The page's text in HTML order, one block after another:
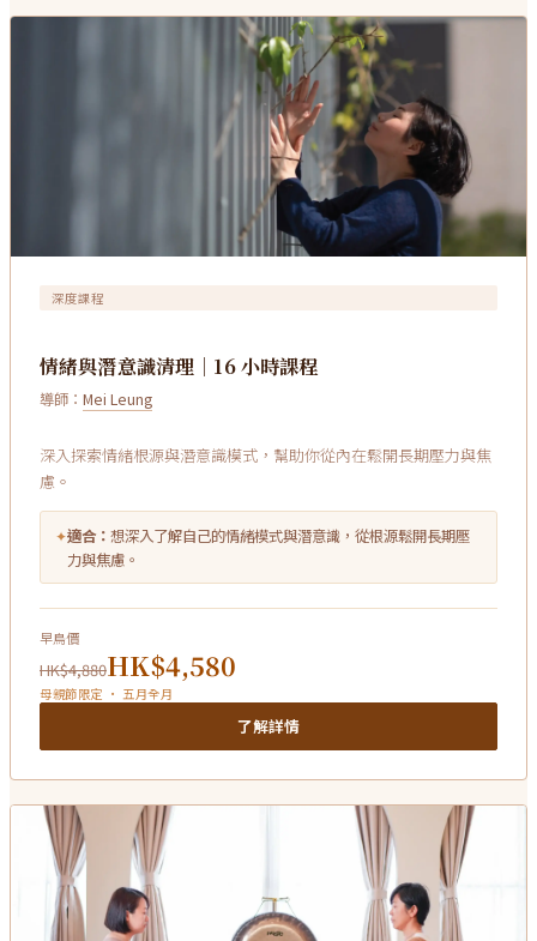
深度課程
情緒與潛意識清理｜16 小時課程
導師： Mei Leung
深入探索情緒根源與潛意識模式，幫助你從內在鬆開長期壓力與焦
慮。
✦適合： 想深入了解自己的情緒模式與潛意識，從根源鬆開長期壓
力與焦慮。
早鳥價
HK$4,880HK$4,580
母親節限定 · 五月全月
了解詳情